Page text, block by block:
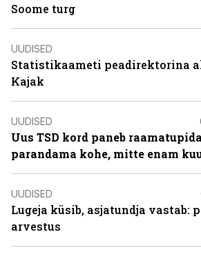
Soome turg
UUDISED
Statistikaameti peadirektorina
Kajak
UUDISED
Uus TSD kord paneb
parandama kohe, mitte enam
UUDISED
Lugeja küsib, asjatundja vastab:
arvestus